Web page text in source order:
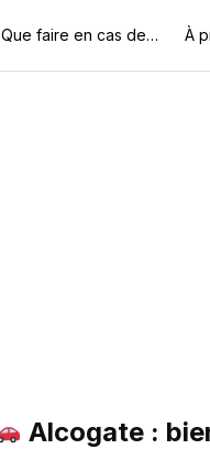
Que faire en cas de… À
Alcogate :